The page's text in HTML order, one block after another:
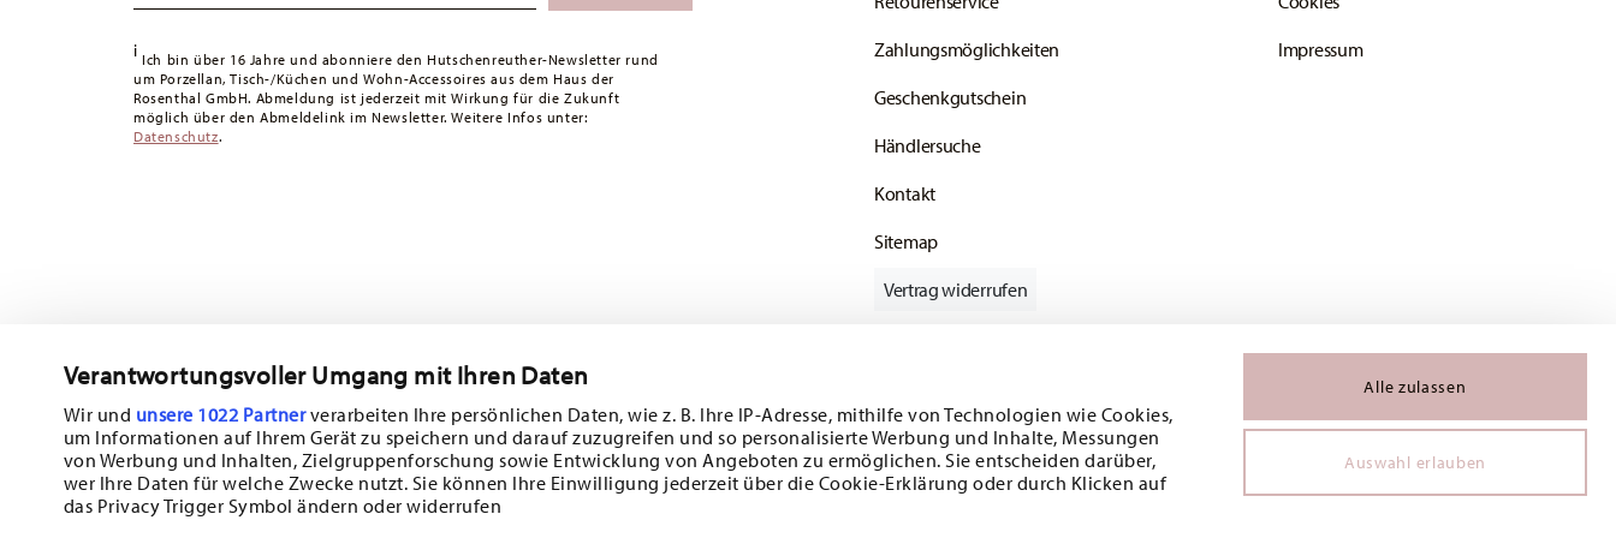
Verantwortungsvoller Umgang mit Ihren Daten
Wir und unsere 1022 Partnerverarbeiten Ihre persönlichen Daten, wie z. B. Ihre IP-Adresse, mithilfe von Technologien wie Cookies,
um Informationen auf Ihrem Gerät zu speichern und darauf zuzugreifen und so personalisierte Werbung und Inhalte, Messungen
von Werbung und Inhalten, Zielgruppenforschung sowie Entwicklung von Angeboten zu ermöglichen. Sie entscheiden darüber,
wer Ihre Daten für welche Zwecke nutzt. Sie können Ihre Einwilligung jederzeit über die Cookie-Erklärung oder durch Klicken auf
das Privacy Trigger Symbol ändern oder widerrufen
Alle zulassen
Auswahl erlauben
Lieferzeit innerhalb Deutschlands:3-5 Werktage für vorrätige Artikel. Sie können die Lieferzeiten in
andere Länderhier einsehen.
Retouren:Für Retouren nutzen Sie bitte unserenRetourenservice
i Ich bin über 16 Jahre und abonniere den Hutschenreuther-Newsletter rund
um Porzellan, Tisch-/Küchen und Wohn-Accessoires aus dem Haus der
Rosenthal GmbH. Abmeldung ist jederzeit mit Wirkung für die Zukunft
möglich über den Abmeldelink im Newsletter. Weitere Infos unter:
Datenschutz.
Zahlungsmöglichkeiten
Geschenkgutschein
Händlersuche
Kontakt
Sitemap
Impressum
Vertrag widerrufen
Folgen Sie uns auf